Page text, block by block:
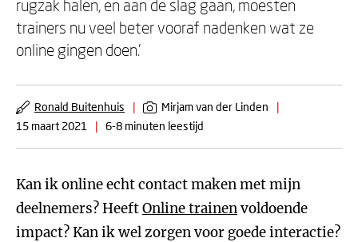
rugzak halen, en aan de slag gaan, moesten
trainers nu veel beter vooraf nadenken wat ze
online gingen doen.'
Ronald Buitenhuis | Mirjam van der Linden
|
15 maart 2021
| 6-8 minuten leestijd
Kan ik online echt contact maken met mijn
deelnemers? HeeftOnline trainenvoldoende
impact? Kan ik wel zorgen voor goede interactie?